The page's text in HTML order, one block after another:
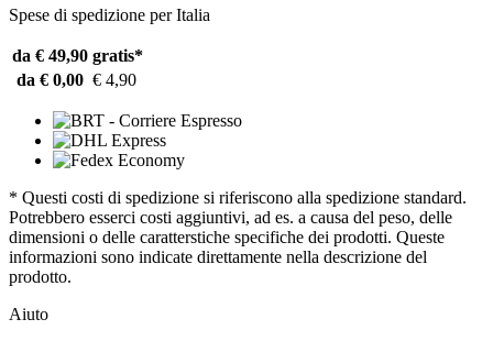
Spese di spedizione per Italia
da € 49,90 gratis*
da € 0,00 € 4,90
* Questi costi di spedizione si riferiscono alla spedizione standard.
Potrebbero esserci costi aggiuntivi, ad es. a causa del peso, delle
dimensioni o delle caratterstiche specifiche dei prodotti. Queste
informazioni sono indicate direttamente nella descrizione del
prodotto.
Aiuto